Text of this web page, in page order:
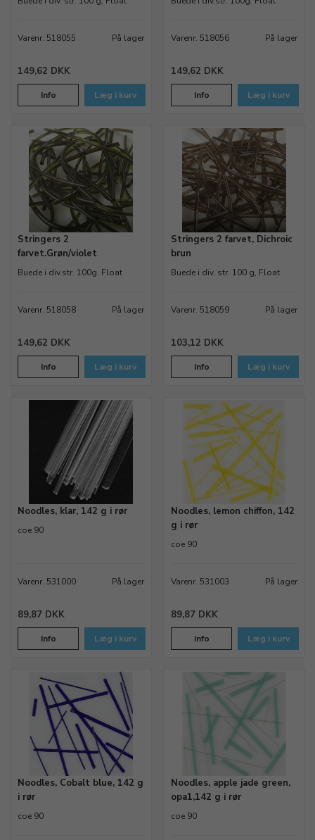
Varenr. 518055 På lager
149,62 DKK
Info Læg i kurv
Varenr. 518056 På lager
149,62 DKK
Info Læg i kurv
Stringers 2
farvet.Grøn/violet
Buede i div.str. 100g. Float
Varenr. 518058 På lager
149,62 DKK
Info Læg i kurv
Stringers 2 farvet, Dichroic
brun
Buede i div. str. 100 g, Float
Varenr. 518059 På lager
103,12 DKK
Info Læg i kurv
Noodles, klar, 142 g i rør
coe 90
Varenr. 531000 På lager
89,87 DKK
Info Læg i kurv
Noodles, lemon chiffon, 142
g i rør
coe 90
Varenr. 531003 På lager
89,87 DKK
Info Læg i kurv
Noodles, Cobalt blue, 142 g
i rør
coe 90
Noodles, apple jade green,
opa1,142 g i rør
coe 90